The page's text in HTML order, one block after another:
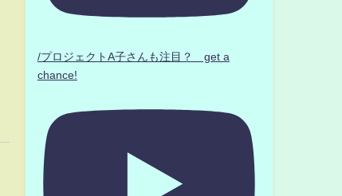
/プロジェクトA子さんも注目？ get a
chance!